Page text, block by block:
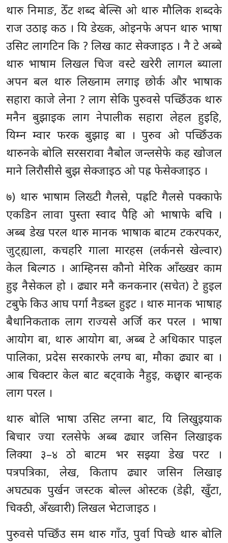
थारु निमाङ, ठेँट शब्द बेल्सि ओ थारु मौलिक शब्दके
राज उठाइ कठ । यि डेख्क, ओइनफे अपन थारु भाषा
उसिट लागटिन कि ? लिख काट सेक्जाइठ । नै टे अब्बे
थारु भाषाम लिखल चिज वस्टे खरेरी लागल ब्याला
अपन बल थारु लिख्नाम लगाइ छोर्क और भाषाक
सहारा काजे लेना ? लाग सेकि पुरुवसे पच्छिँउक थारु
मनैन बुझाइक लाग नेपालीक सहारा लेहल हुइहि,
यिम्न म्वार फरक बुझाइ बा । पुरुव ओ पच्छिँउक
थारुनके बोलि सरसरावा नैबोल जन्लसेफे कह खोजल
माने लिरौसीसे बुझ सेक्जाइठ ओ पह्र फेसेक्जाइठ ।
७) थारु भाषाम लिख्टी गैलसे, पह्रटि गैलसे पक्काफे
एकडिन लावा पुस्ता स्वाद पैहि ओ भाषाफे बचि ।
अब्ब डेख परल थारु मानक भाषाक बाटम टकरपकर,
जुट्ह्याला, कचहरि गाला मारहस (लर्कनसे खेल्वार)
केल बिल्गठ । आम्हिनस कौनो मेरिक आँख्खर काम
हुइ नैसेकल हो । ढ्यार मनै कनकनार (सचेत) टे हुइल
टबुफे किउ आघ पर्गा नैडब्ल हुइट । थारु मानक भाषाह
बैधानिकताक लाग राज्यसे अर्जि कर परल । भाषा
आयोग बा, थारु आयोग बा, अब्ब टे अधिकार पाइल
पालिका, प्रदेस सरकारफे लग्घ बा, मौका ढ्यार बा ।
आब चिक्टार केल बाट बट्वाके नैहुइ, कछ्वार बान्हक
लाग परल ।
थारु बोलि भाषा उसिट लग्ना बाट, यि लिखुइयाक
बिचार ज्या रलसेफे अब्ब ढ्यार जसिन लिखाइक
लिक्या ३–४ ठो बाटम भर सझ्या डेख परट ।
पत्रपत्रिका, लेख, किताप ढ्यार जसिन लिखाइ
अघट्यक पुर्खन जस्टक बोल्ल ओस्टक (डेह्री, खुँटा,
चिक्ठी, अँख्वारी) लिखल भेटाजाइठ ।
पुरुवसे पच्छिँउ सम थारु गाँउ, पुर्वा पिच्छे थारु बोलि